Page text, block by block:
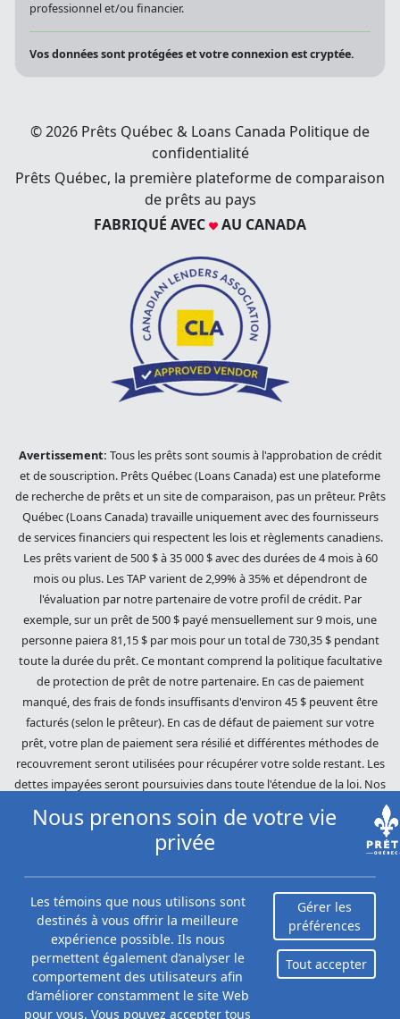
professionnel et/ou financier.
Vos données sont protégées et votre connexion est cryptée.
© 2026 Prêts Québec & Loans Canada Politique de
confidentialité
Prêts Québec, la première plateforme de comparaison
de prêts au pays
FABRIQUÉ AVEC
AU CANADA
Avertissement: Tous les prêts sont soumis à l'approbation de crédit
et de souscription. Prêts Québec (Loans Canada) est une plateforme
de recherche de prêts et un site de comparaison, pas un prêteur. Prêts
Québec (Loans Canada) travaille uniquement avec des fournisseurs
de services financiers qui respectent les lois et règlements canadiens.
Les prêts varient de 500 $ à 35 000 $ avec des durées de 4 mois à 60
mois ou plus. Les TAP varient de 2,99% à 35% et dépendront de
l'évaluation par notre partenaire de votre profil de crédit. Par
exemple, sur un prêt de 500 $ payé mensuellement sur 9 mois, une
personne paiera 81,15 $ par mois pour un total de 730,35 $ pendant
toute la durée du prêt. Ce montant comprend la politique facultative
de protection de prêt de notre partenaire. En cas de paiement
manqué, des frais de fonds insuffisants d'environ 45 $ peuvent être
facturés (selon le prêteur). En cas de défaut de paiement sur votre
prêt, votre plan de paiement sera résilié et différentes méthodes de
recouvrement seront utilisées pour récupérer votre solde restant. Les
dettes impayées seront poursuivies dans toute l'étendue de la loi. Nos
Québec (Loans Canada) n'est pas affilié à Equifax Canada Co., sa
société mère, ses filiales ou ses sociétés affiliées (collectivement,
Score du risque Equifax, cependant, Equifax n'approuve, ne garantit ni
ne recommande aucun des produits, services ou contenus de ce site
Web. Pour plus d'informations sur Equifax, le Score du risque Equifax
et/ou les rapports de crédit d'Equifax, veuillez visiter le site Web
officiel d'Equifax Canada Co. à
https://www.consumer.equifax.ca/personnel/.
Nous prenons soin de votre vie
privée
Les témoins que nous utilisons sont
destinés à vous offrir la meilleure
expérience possible. Ils nous
permettent également d’analyser le
comportement des utilisateurs afin
d’améliorer constamment le site Web
pour vous. Vous pouvez accepter tous
Gérer les
préférences
Tout accepter